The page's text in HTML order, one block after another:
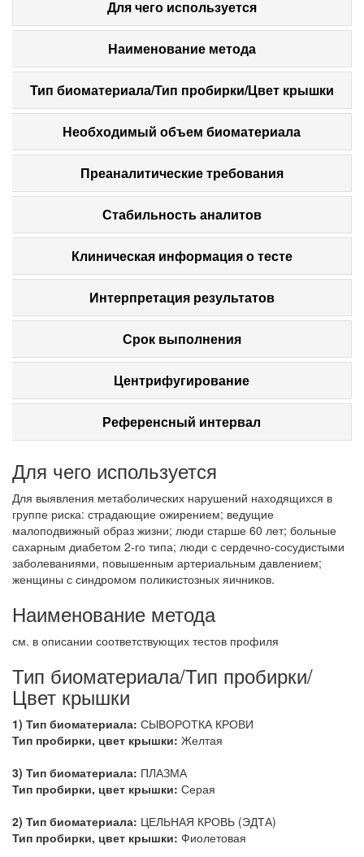
Для чего используется
Наименование метода
Тип биоматериала/Тип пробирки/Цвет крышки
Необходимый объем биоматериала
Преаналитические требования
Стабильность аналитов
Клиническая информация о тесте
Интерпретация результатов
Срок выполнения
Центрифугирование
Референсный интервал
Для чего используется
Для выявления метаболических нарушений находящихся в
группе риска: страдающие ожирением; ведущие
малоподвижный образ жизни; люди старше 60 лет; больные
сахарным диабетом 2-го типа; люди с сердечно-сосудистыми
заболеваниями, повышенным артериальным давлением;
женщины с синдромом поликистозных яичников.
Наименование метода
см. в описании соответствующих тестов профиля
Тип биоматериала/Тип пробирки/
Цвет крышки
1) Тип биоматериала: СЫВОРОТКА КРОВИ
Тип пробирки, цвет крышки: Желтая
3) Тип биоматериала: ПЛАЗМА
Тип пробирки, цвет крышки: Серая
2) Тип биоматериала: ЦЕЛЬНАЯ КРОВЬ (ЭДТА)
Тип пробирки, цвет крышки: Фиолетовая